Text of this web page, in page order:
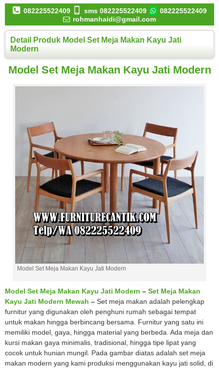
082225522409 sms 082225522409
082225522409
rohmanhaidi@gmail.com
Detail Produk Model Set Meja Makan Kayu Jati
Modern
Model Set Meja Makan Kayu Jati Modern
Model Set Meja Makan Kayu Jati Modern
Model Set Meja Makan Kayu Jati Modern – Set Meja Makan
Kayu Jati Modern Mewah – Set meja makan adalah pelengkap
furnitur yang digunakan oleh penghuni rumah sebagai tempat
untuk makan hingga berbincang bersama. Furnitur yang satu ini
memiliki model, gaya, hingga material yang berbeda. Ada meja dan
kursi makan gaya minimalis, tradisional, hingga tipe lipat yang
cocok untuk hunian mungil. Pada gambar diatas adalah set meja
makan modern yang kami produksi menggunakan kayu jati solid, di